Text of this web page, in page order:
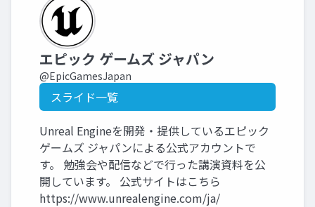
エピック ゲームズ ジャパン
@EpicGamesJapan
スライド一覧
Unreal Engineを開発・提供しているエピック
ゲームズ ジャパンによる公式アカウントで
す。 勉強会や配信などで行った講演資料を公
開しています。 公式サイトはこちら
https://www.unrealengine.com/ja/